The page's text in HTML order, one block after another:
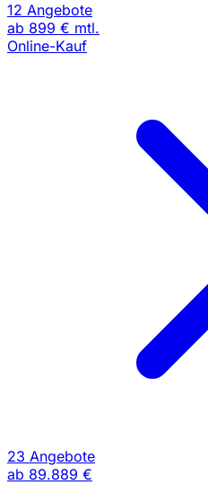
12 Angebote
ab 899 € mtl.
Online-Kauf
23 Angebote
ab 89.889 €